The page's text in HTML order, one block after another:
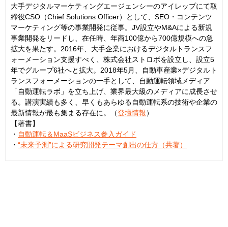
大手デジタルマーケティングエージェンシーのアイレップにて取
締役CSO（Chief Solutions Officer）として、SEO・コンテンツ
マーケティング等の事業開発に従事。JV設立やM&Aによる新規
事業開発をリードし、在任時、年商100億から700億規模への急
拡大を果たす。2016年、大手企業におけるデジタルトランスフ
ォーメーション支援すべく、株式会社ストロボを設立し、設立5
年でグループ6社へと拡大。2018年5月、自動車産業×デジタルト
ランスフォーメーションの一手として、自動運転領域メディア
「自動運転ラボ」を立ち上げ、業界最大級のメディアに成長させ
る。講演実績も多く、早くもあらゆる自動運転系の技術や企業の
最新情報が最も集まる存在に。（登壇情報）
【著書】
・ 自動運転＆MaaSビジネス参入ガイド
・ “未来予測”による研究開発テーマ創出の仕方（共著）